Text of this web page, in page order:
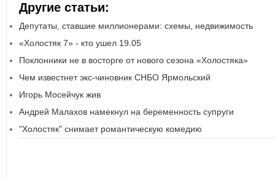
Другие статьи:
Депутаты, ставшие миллионерами: схемы, недвижимость
«Холостяк 7» - кто ушел 19.05
Поклонники не в восторге от нового сезона «Холостяка»
Чем известнет экс-чиновник СНБО Ярмольский
Игорь Мосейчук жив
Андрей Малахов намекнул на беременность супруги
"Холостяк" снимает романтическую комедию